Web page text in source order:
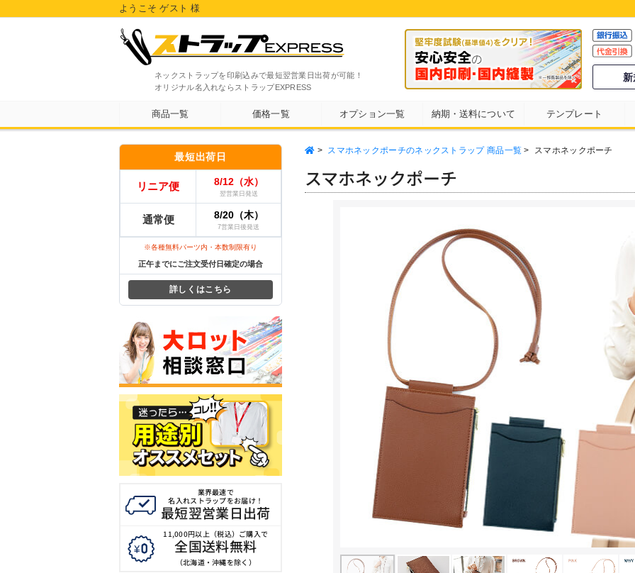
ようこそ ゲスト 様
ネックストラップを印刷込みで最短翌営業日出荷が可能！
オリジナル名入れならストラップEXPRESS
商品一覧 価格一覧 オプション一覧 納期・送料について テンプレート
最短出荷日
リニア便 8/12（水）
翌営業日発送
通常便 8/20（木）
7営業日後発送
※各種無料パーツ内・本数制限有り
正午までにご注文受付日確定の場合
詳しくはこちら
業界最速で
名入れストラップをお届け！
最短翌営業日出荷
11,000円以上（税込）ご購入で
全国送料無料
（北海道・沖縄を除く）
> スマホネックポーチのネックストラップ 商品一覧 > スマホネックポーチ
スマホネックポーチ